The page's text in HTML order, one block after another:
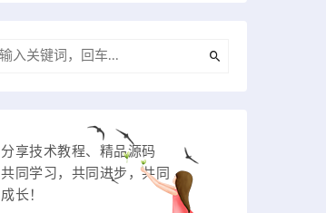
分享技术教程、精品源码
共同学习，共同进步，共同
成长！